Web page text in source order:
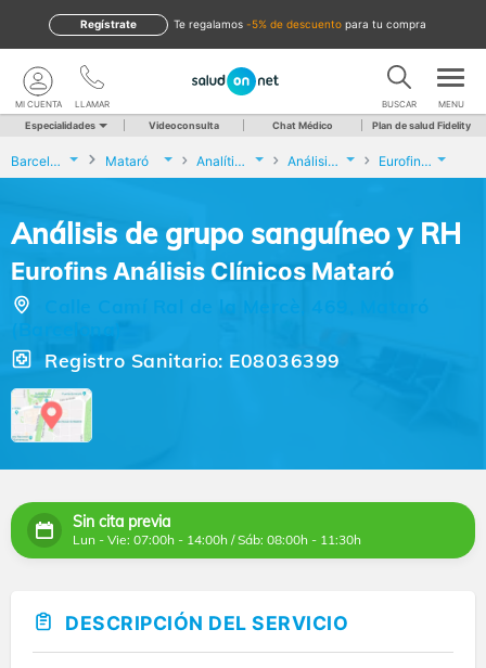
te regalamos -5% de descuento para tu compra
Regístrate
LLAMAR
MI CUENTA BUSCAR MENU
Especialidades Videoconsulta Chat Médico Plan de salud Fidelity
Barcelona Mataró Analíticas y Genética Análisis de grupo sanguíneo y RH Eurofins Análisis Clínicos Mataró
Análisis de grupo sanguíneo y RH
Eurofins Análisis Clínicos Mataró
Calle Camí Ral de la Mercè, 469, Mataró
Registro Sanitario: E08036399
Sin cita previa
Lun - Vie: 07:00h - 14:00h / Sáb: 08:00h - 11:30h
DESCRIPCIÓN DEL SERVICIO